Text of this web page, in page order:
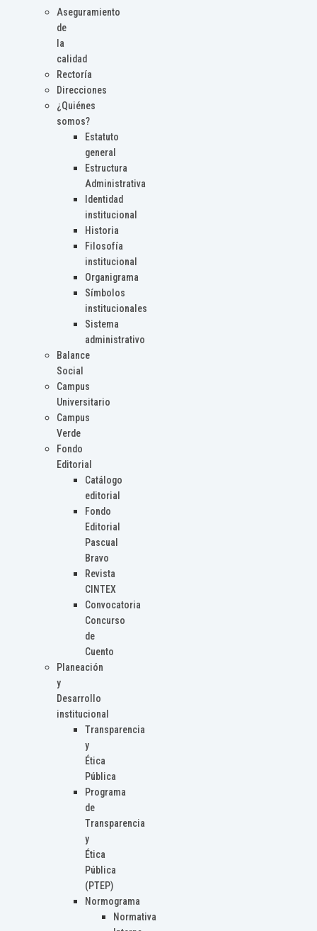
Aseguramiento
de
la
calidad
Rectoría
Direcciones
¿Quiénes
somos?
Estatuto
general
Estructura
Administrativa
Identidad
institucional
Historia
Filosofía
institucional
Organigrama
Símbolos
institucionales
Sistema
administrativo
Balance
Social
Campus
Universitario
Campus
Verde
Fondo
Editorial
Catálogo
editorial
Fondo
Editorial
Pascual
Bravo
Revista
CINTEX
Convocatoria
Concurso
de
Cuento
Planeación
y
Desarrollo
institucional
Transparencia
y
Ética
Pública
Programa
de
Transparencia
y
Ética
Pública
(PTEP)
Normograma
Normativa